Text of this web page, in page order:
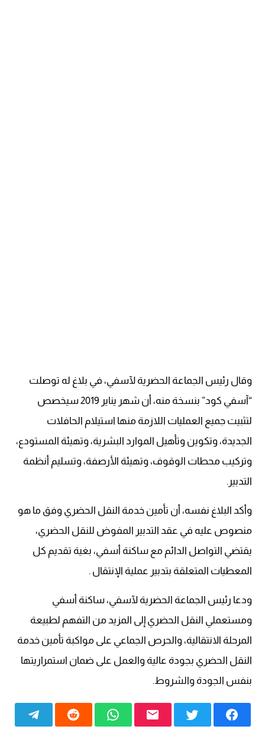
وقال رئيس الجماعة الحضرية لآسفي، في بلاغ له توصلت
“آسفي كود” بنسخة منه، أن شهر يناير 2019 سيخصص
لتثبيت جميع العمليات اللازمة منها استيلام الحافلات
الجديدة، وتكوين وتأهيل الموارد البشرية، وتهيئة المستودع،
وتركيب محطات الوقوف، وتهيئة الأرصفة، وتسليم أنظمة
التدبير.
وأكد البلاغ نفسه، أن تأمين خدمة النقل الحضري وفق ما هو
منصوص عليه في عقد التدبير المفوض للنقل الحضري،
يقتضي التواصل الدائم مع ساكنة أسفي، بغية تقديم كل
المعطيات المتعلقة بتدبير عملية الإنتقال .
ودعا رئيس الجماعة الحضرية لآسفي، ساكنة أسفي
ومستعملي النقل الحضري إلى المزيد من التفهم لطبيعة
المرحلة الانتقالية، والحرص الجماعي على مواكبة تأمين خدمة
النقل الحضري بجودة عالية والعمل على ضمان استمراريتها
بنفس الجودة والشروط.